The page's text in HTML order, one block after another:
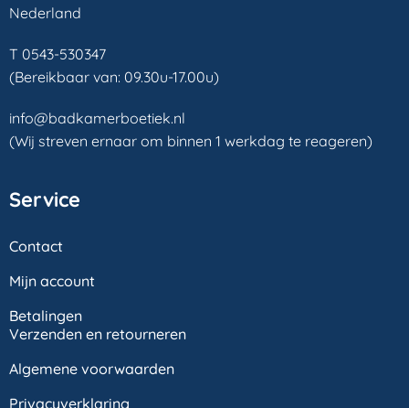
Nederland
T 0543-530347
(Bereikbaar van: 09.30u-17.00u)
info@badkamerboetiek.nl
(Wij streven ernaar om binnen 1 werkdag te reageren)
Service
Contact
Mijn account
Betalingen
Verzenden en retourneren
Algemene voorwaarden
Privacyverklaring